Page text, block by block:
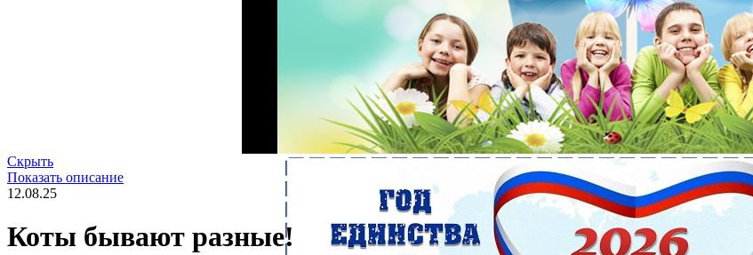
Скрыть
Показать описание
12.08.25
Коты бывают разные!